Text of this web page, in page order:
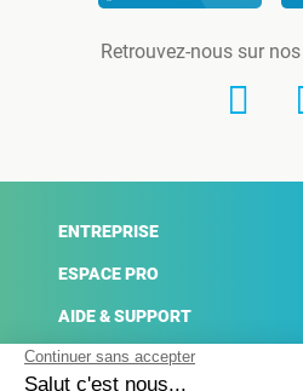
Retrouvez-nous sur
ENTREPRISE
ESPACE PRO
AIDE & SUPPORT
ACTUALITÉS